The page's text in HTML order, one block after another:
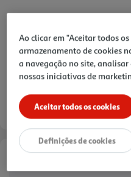
Link
a
mesma
página.
10,99 €
Entrega estimada entre
Ao clicar em "Aceitar todos
armazenamento de cookies
a navegação no site,
nossas iniciativas de
Aceitar todos os cookies
Definições de cookies